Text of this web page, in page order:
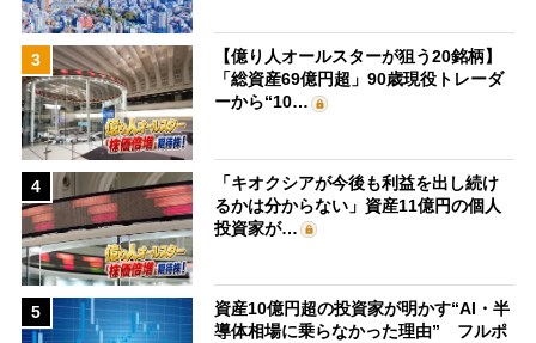
3
【億り人オールスターが狙う20銘柄】
「総資産69億円超」90歳現役トレーダ
ーから“10…
4
「キオクシアが今後も利益を出し続け
るかは分からない」資産11億円の個人
投資家が…
5
資産10億円超の投資家が明かす“AI・半
導体相場に乗らなかった理由” フルポ